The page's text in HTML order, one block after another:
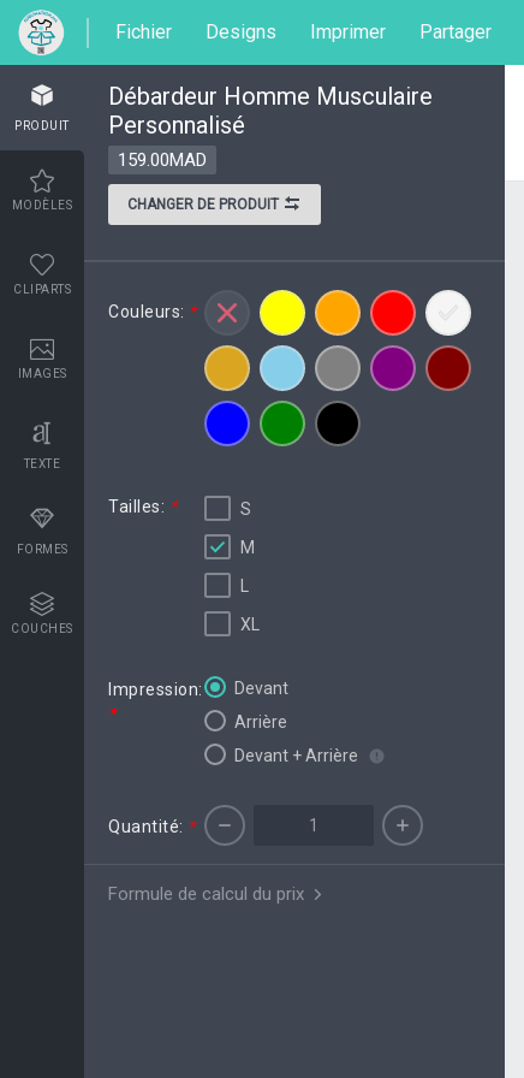
Fichier Designs Imprimer Partager
PRODUIT
MODÈLES
CLIPARTS
IMAGES
TEXTE
FORMES
COUCHES
Débardeur Homme Musculaire
Personnalisé
159.00MAD
CHANGER DE PRODUIT
Couleurs: *
Tailles: *
S
M
XL
Impression:
*
Devant
Arrière
Devant + Arrière
Quantité: *
Formule de calcul du prix